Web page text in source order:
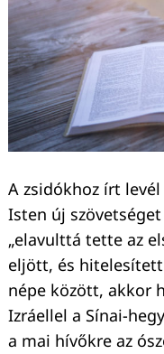
A zsidókhoz írt
Isten új
„elavulttá tette az
eljött, és
népe között, akkor
Izráellel a Sínai-
a mai hívőkre az